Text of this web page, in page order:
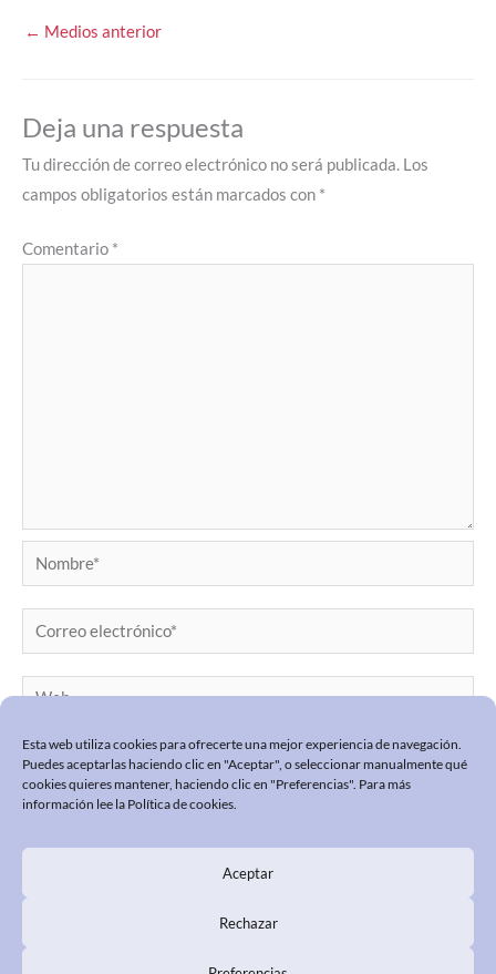
Esta web utiliza cookies para ofrecerte una mejor experiencia de navegación.
Puedes aceptarlas haciendo clic en "Aceptar", o seleccionar manualmente qué
cookies quieres mantener, haciendo clic en "Preferencias". Para más
información lee la Política de cookies.
Aceptar
Rechazar
← Medios anterior
Deja una respuesta
Tu dirección de correo electrónico no será publicada. Los
campos obligatorios están marcados con *
Comentario *
Nombre*
Correo
electrónico*
Web
POLÍTICA DE PRIVACIDAD